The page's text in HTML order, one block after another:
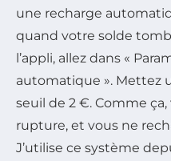
une recharge
quand votre solde
l’appli, allez dans «
automatique ». Mettez
seuil de 2 €. Comme ça,
rupture, et vous ne
J’utilise ce système